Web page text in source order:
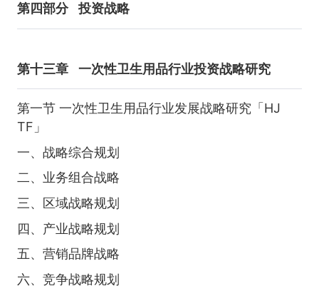
第四部分 投资战略
第十三章 一次性卫生用品行业投资战略研究
第一节 一次性卫生用品行业发展战略研究「HJ
TF」
一、战略综合规划
二、业务组合战略
三、区域战略规划
四、产业战略规划
五、营销品牌战略
六、竞争战略规划